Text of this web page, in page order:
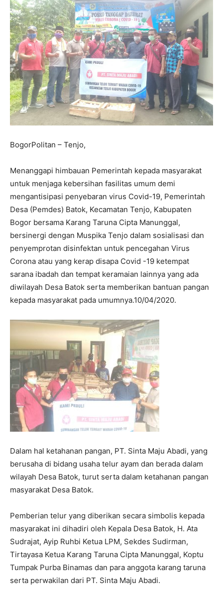
BogorPolitan – Tenjo,
Menanggapi himbauan Pemerintah kepada masyarakat
untuk menjaga kebersihan fasilitas umum demi
mengantisipasi penyebaran virus Covid-19, Pemerintah
Desa (Pemdes) Batok, Kecamatan Tenjo, Kabupaten
Bogor bersama Karang Taruna Cipta Manunggal,
bersinergi dengan Muspika Tenjo dalam sosialisasi dan
penyemprotan disinfektan untuk pencegahan Virus
Corona atau yang kerap disapa Covid -19 ketempat
sarana ibadah dan tempat keramaian lainnya yang ada
diwilayah Desa Batok serta memberikan bantuan pangan
kepada masyarakat pada umumnya.10/04/2020.
Dalam hal ketahanan pangan, PT. Sinta Maju Abadi, yang
berusaha di bidang usaha telur ayam dan berada dalam
wilayah Desa Batok, turut serta dalam ketahanan pangan
masyarakat Desa Batok.
Pemberian telur yang diberikan secara simbolis kepada
masyarakat ini dihadiri oleh Kepala Desa Batok, H. Ata
Sudrajat, Ayip Ruhbi Ketua LPM, Sekdes Sudirman,
Tirtayasa Ketua Karang Taruna Cipta Manunggal, Koptu
Tumpak Purba Binamas dan para anggota karang taruna
serta perwakilan dari PT. Sinta Maju Abadi.